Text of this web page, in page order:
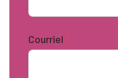
Courriel *